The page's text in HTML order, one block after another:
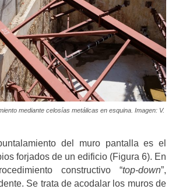
mediante celosías metálicas en esquina. Imagen: V.
del muro pantalla es el
forjados de un edificio (Figura 6). En
constructivo “top-down”,
Se trata de acodalar los muros de